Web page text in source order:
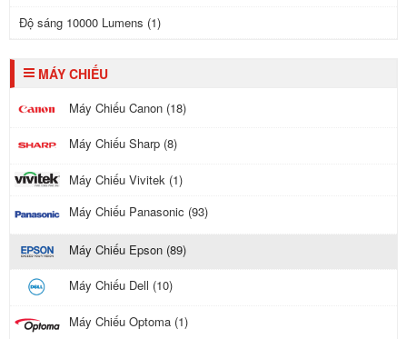
Độ sáng 10000 Lumens (1)
MÁY CHIẾU
Máy Chiếu Canon (18)
Máy Chiếu Sharp (8)
Máy Chiếu Vivitek (1)
Máy Chiếu Panasonic (93)
Máy Chiếu Epson (89)
Máy Chiếu Dell (10)
Máy Chiếu Optoma (1)